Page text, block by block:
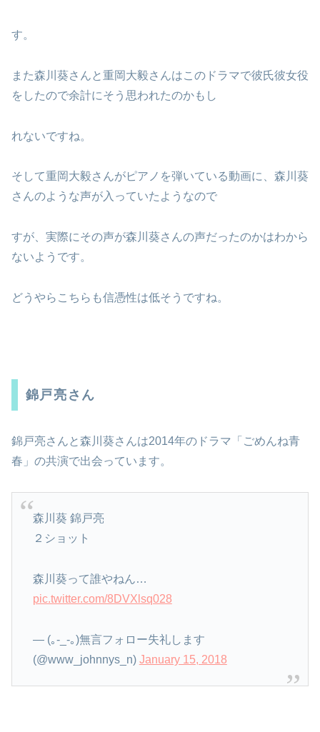
す。
また森川葵さんと重岡大毅さんはこのドラマで彼氏彼女役
をしたので余計にそう思われたのかもし
れないですね。
そして重岡大毅さんがピアノを弾いている動画に、森川葵
さんのような声が入っていたようなので
すが、実際にその声が森川葵さんの声だったのかはわから
ないようです。
どうやらこちらも信憑性は低そうですね。
錦戸亮さん
錦戸亮さんと森川葵さんは2014年のドラマ「ごめんね青
春」の共演で出会っています。
森川葵 錦戸亮
２ショット
森川葵って誰やねん…
pic.twitter.com/8DVXlsq028
— (｡-_-｡)無言フォロー失礼します
(@www_johnnys_n) January 15, 2018